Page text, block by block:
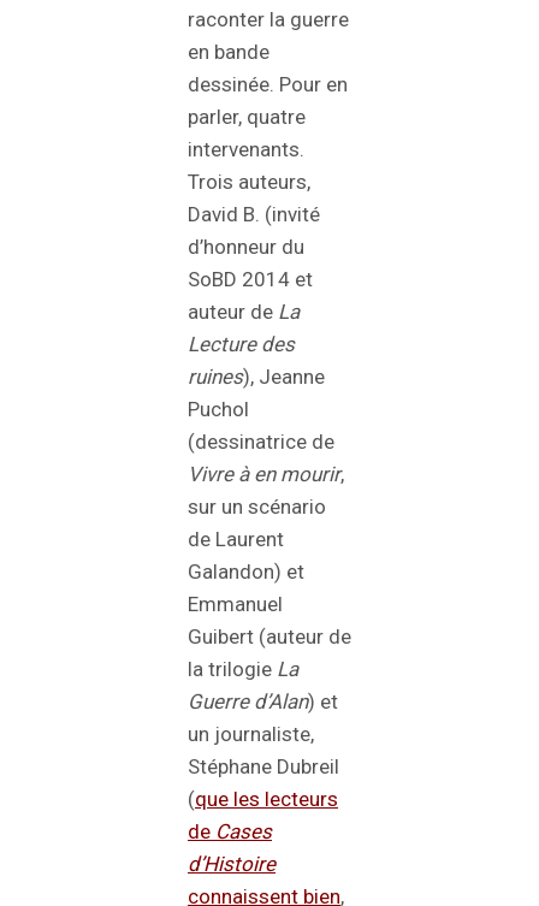
raconter la guerre
en bande
dessinée. Pour en
parler, quatre
intervenants.
Trois auteurs,
David B. (invité
d’honneur du
SoBD 2014 et
auteur de La
Lecture des
ruines), Jeanne
Puchol
(dessinatrice de
Vivre à en mourir,
sur un scénario
de Laurent
Galandon) et
Emmanuel
Guibert (auteur de
la trilogie La
Guerre d’Alan) et
un journaliste,
Stéphane Dubreil
(que les lecteurs
de Cases
d’Histoire
connaissent bien,